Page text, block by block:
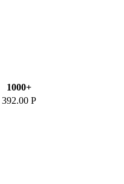
1000+
392.00 Р